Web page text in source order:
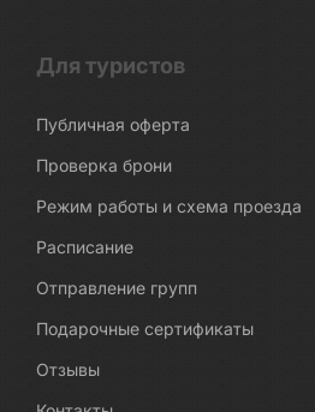
Для туристов
Публичная оферта
Проверка брони
Режим работы и схема проезда
Расписание
Отправление групп
Подарочные сертификаты
Отзывы